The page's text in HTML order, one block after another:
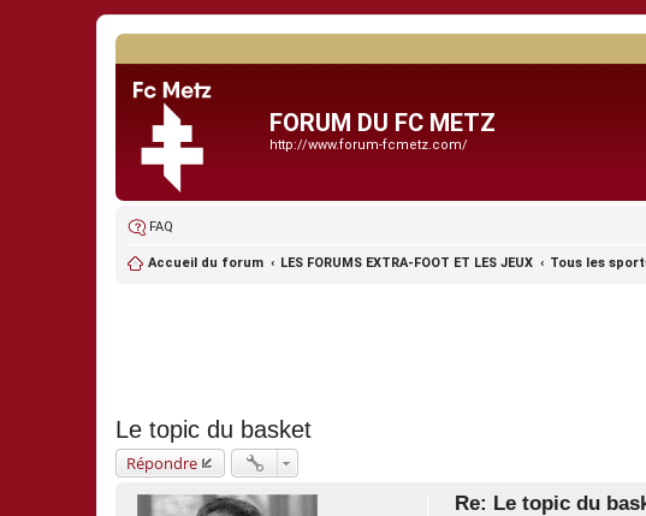
FORUM DU FC METZ
http://www.forum-fcmetz.com/
FAQ
Accueil du forum LES FORUMS EXTRA-FOOT ET LES JEUX Tous les
Le topic du basket
Répondre
Re: Le topic du